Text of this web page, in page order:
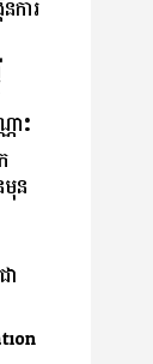
ការ
ោះ
មុន
ា